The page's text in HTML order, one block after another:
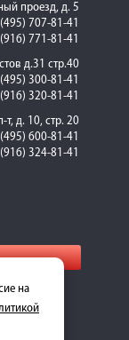
проезд, д. 5
(495) 707-81-41
(916) 771-81-41
д.31 стр.40
(495) 300-81-41
(916) 320-81-41
т, д. 10, стр. 20
(495) 600-81-41
(916) 324-81-41
к
на